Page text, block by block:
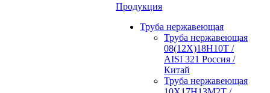
Продукция
Труба нержавеющая
Труба нержавеющая
08(12Х)18Н10Т /
AISI 321 Россия /
Китай
Труба нержавеющая